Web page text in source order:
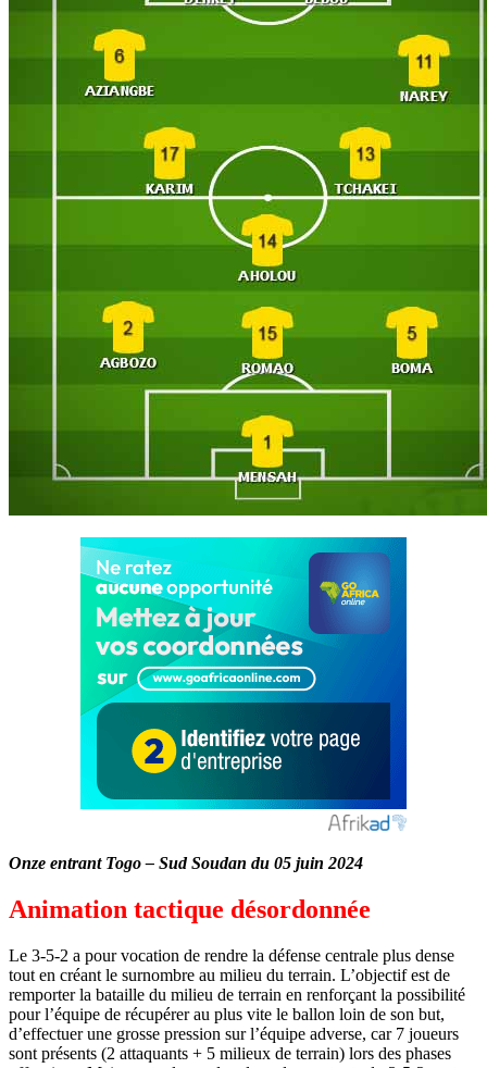
Onze entrant Togo – Sud Soudan du 05 juin 2024
Animation tactique désordonnée
Le 3-5-2 a pour vocation de rendre la défense centrale plus dense
tout en créant le surnombre au milieu du terrain. L’objectif est de
remporter la bataille du milieu de terrain en renforçant la possibilité
pour l’équipe de récupérer au plus vite le ballon loin de son but,
d’effectuer une grosse pression sur l’équipe adverse, car 7 joueurs
sont présents (2 attaquants + 5 milieux de terrain) lors des phases